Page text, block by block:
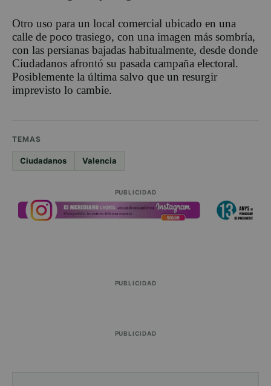
Otro uso para un local comercial ubicado en una
calle de poco trasiego, con una imagen más sombría,
con las persianas bajadas habitualmente, desde donde
Ciudadanos afrontó su pasada campaña electoral.
Posiblemente la última salvo que un resurgir
imprevisto lo cambie.
TEMAS
Ciudadanos Valencia
PUBLICIDAD
PUBLICIDAD
PUBLICIDAD